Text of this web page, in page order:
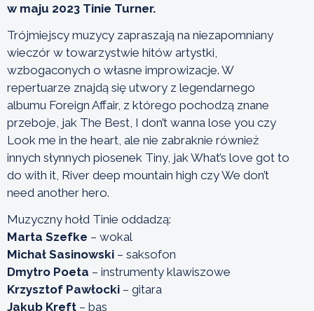
w maju 2023 Tinie Turner.
Trójmiejscy muzycy zapraszają na niezapomniany
wieczór w towarzystwie hitów artystki,
wzbogaconych o własne improwizacje. W
repertuarze znajdą się utwory z legendarnego
albumu Foreign Affair, z którego pochodzą znane
przeboje, jak The Best, I don’t wanna lose you czy
Look me in the heart, ale nie zabraknie również
innych słynnych piosenek Tiny, jak What’s love got to
do with it, River deep mountain high czy We don’t
need another hero.
Muzyczny hołd Tinie oddadzą:
Marta Szefke – wokal
Michał Sasinowski – saksofon
Dmytro Poeta – instrumenty klawiszowe
Krzysztof Pawłocki – gitara
Jakub Kreft – bas